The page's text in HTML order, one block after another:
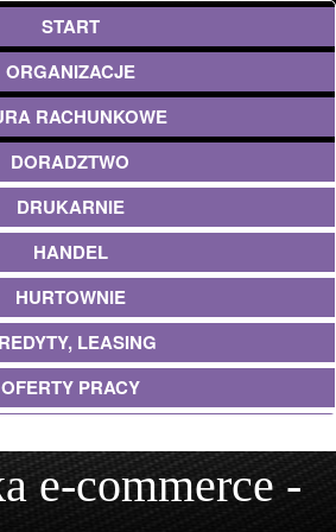
START
ORGANIZACJE
RACHUNKOWE
DORADZTWO
DRUKARNIE
HANDEL
HURTOWNIE
LEASING
OFERTY PRACY
EKOLOGIA
ARCHITEKTURA
e-commerce -